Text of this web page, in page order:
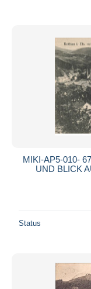
MIKI-AP5-010-
UND BLICK
Status